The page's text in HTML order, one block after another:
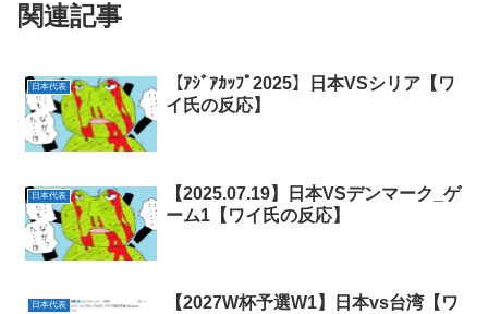
関連記事
日本代表
【ｱｼﾞｱｶｯﾌﾟ2025】日本VSシリア【ワ
イ氏の反応】
日本代表
【2025.07.19】日本VSデンマーク_ゲ
ーム1【ワイ氏の反応】
日本代表
【2027W杯予選W1】日本vs台湾【ワ